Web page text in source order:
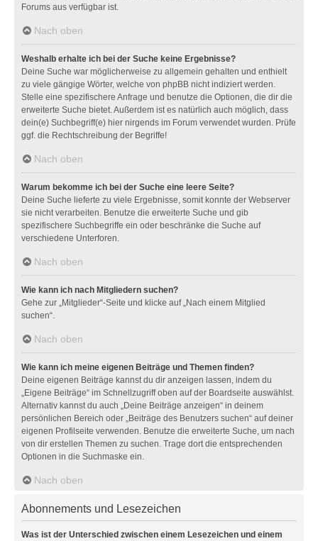
Forums aus verfügbar ist.
Nach oben
Weshalb erhalte ich bei der Suche keine Ergebnisse?
Deine Suche war möglicherweise zu allgemein gehalten und enthielt
zu viele gängige Wörter, welche von phpBB nicht indiziert werden.
Stelle eine spezifischere Anfrage und benutze die Optionen, die dir die
erweiterte Suche bietet. Außerdem ist es natürlich auch möglich, dass
dein(e) Suchbegriff(e) hier nirgends im Forum verwendet wurden. Prüfe
ggf. die Rechtschreibung der Begriffe!
Nach oben
Warum bekomme ich bei der Suche eine leere Seite?
Deine Suche lieferte zu viele Ergebnisse, somit konnte der Webserver
sie nicht verarbeiten. Benutze die erweiterte Suche und gib
spezifischere Suchbegriffe ein oder beschränke die Suche auf
verschiedene Unterforen.
Nach oben
Wie kann ich nach Mitgliedern suchen?
Gehe zur „Mitglieder“-Seite und klicke auf „Nach einem Mitglied
suchen“.
Nach oben
Wie kann ich meine eigenen Beiträge und Themen finden?
Deine eigenen Beiträge kannst du dir anzeigen lassen, indem du
„Eigene Beiträge“ im Schnellzugriff oben auf der Boardseite auswählst.
Alternativ kannst du auch „Deine Beiträge anzeigen“ in deinem
persönlichen Bereich oder „Beiträge des Benutzers suchen“ auf deiner
eigenen Profilseite verwenden. Benutze die erweiterte Suche, um nach
von dir erstellen Themen zu suchen. Trage dort die entsprechenden
Optionen in die Suchmaske ein.
Nach oben
Abonnements und Lesezeichen
Was ist der Unterschied zwischen einem Lesezeichen und einem